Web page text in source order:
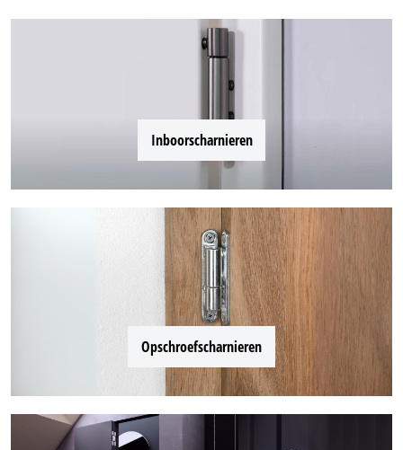
Inboorscharnieren
Opschroefscharnieren